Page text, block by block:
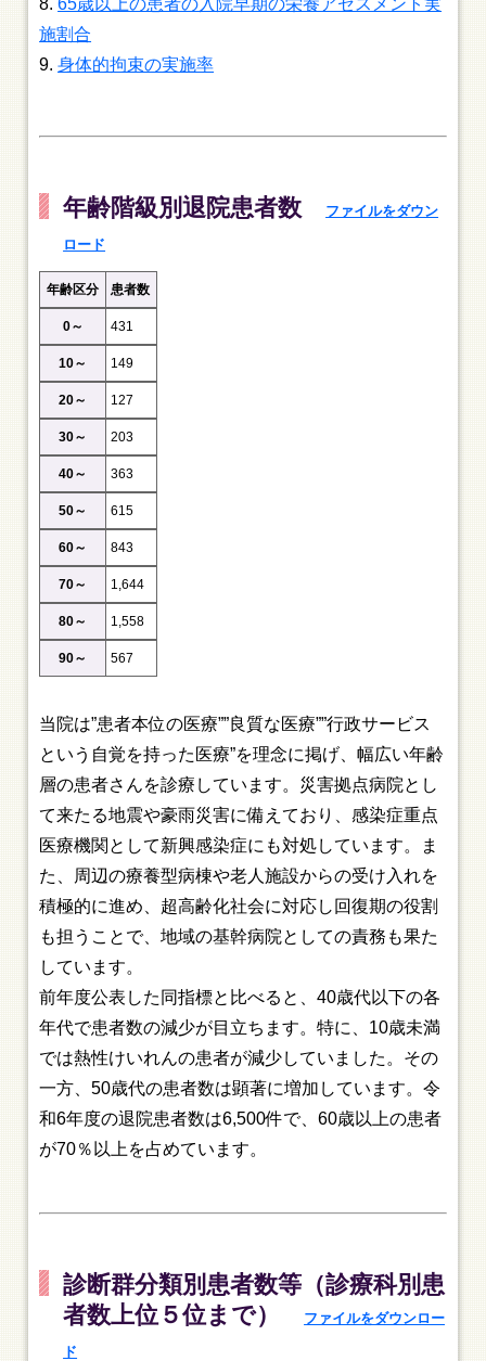
65歳以上の患者の入院早期の栄養アセスメント実
施割合
身体的拘束の実施率
年齢階級別退院患者数 ファイルをダウン
ロード
年齢区分
0～
10～
20～
30～
40～
50～
60～
70～
80～
90～
患者数
431
149
127
203
363
615
843
1,644
1,558
567
当院は”患者本位の医療””良質な医療””行政サービス
という自覚を持った医療”を理念に掲げ、幅広い年齢
層の患者さんを診療しています。災害拠点病院とし
て来たる地震や豪雨災害に備えており、感染症重点
医療機関として新興感染症にも対処しています。ま
た、周辺の療養型病棟や老人施設からの受け入れを
積極的に進め、超高齢化社会に対応し回復期の役割
も担うことで、地域の基幹病院としての責務も果た
しています。
前年度公表した同指標と比べると、40歳代以下の各
年代で患者数の減少が目立ちます。特に、10歳未満
では熱性けいれんの患者が減少していました。その
一方、50歳代の患者数は顕著に増加しています。令
和6年度の退院患者数は6,500件で、60歳以上の患者
が70％以上を占めています。
診断群分類別患者数等（診療科別患
者数上位５位まで）
ファイルをダウンロー
ド